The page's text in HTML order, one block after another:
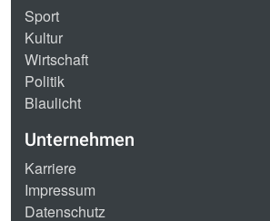
Sport
Kultur
Wirtschaft
Politik
Blaulicht
Unternehmen
Karriere
Impressum
Datenschutz